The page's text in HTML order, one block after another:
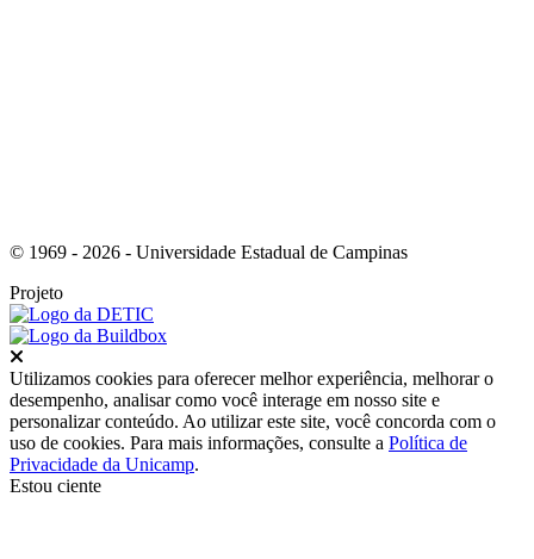
© 1969 - 2026 - Universidade Estadual de Campinas
Projeto
Utilizamos cookies para oferecer melhor experiência, melhorar o
desempenho, analisar como você interage em nosso site e
personalizar conteúdo. Ao utilizar este site, você concorda com o
uso de cookies. Para mais informações, consulte a Política de
Privacidade da Unicamp.
Estou ciente